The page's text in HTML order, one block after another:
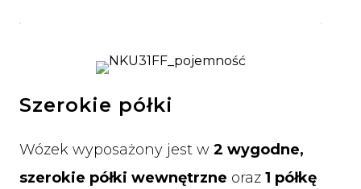
Szerokie półki
Wózek wyposażony jest w 2 wygodne,
szerokie półki wewnętrzne oraz 1 półkę